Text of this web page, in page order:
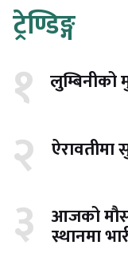
ट्रेण्डिङ्ग
१ लुम्बिनीको
२
३ आजको
स्थानमा